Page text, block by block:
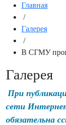
Главная
/
Галерея
/
В СГМУ
Галерея
При
сети
обязательна